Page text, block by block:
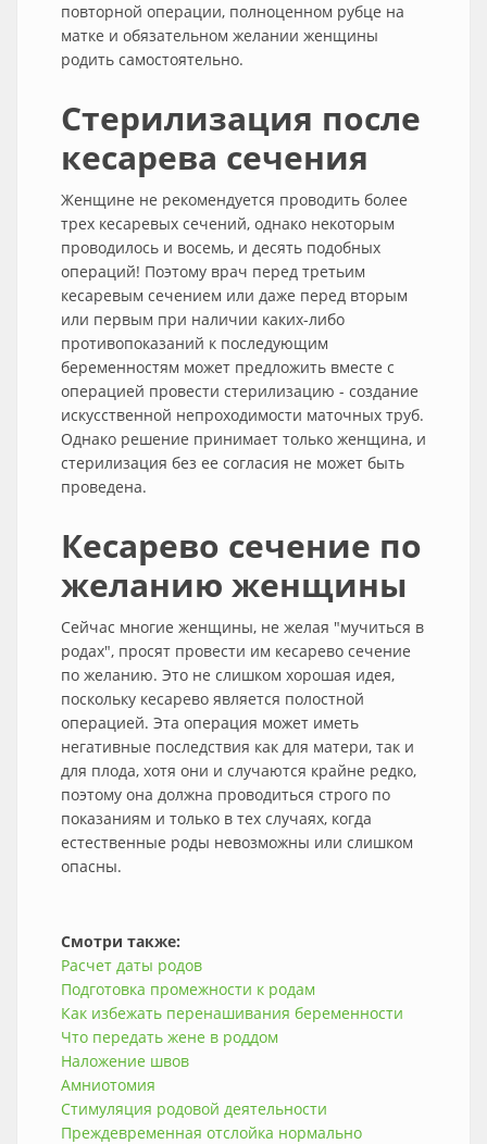
повторной операции, полноценном рубце на
матке и обязательном желании женщины
родить самостоятельно.
Стерилизация после
кесарева сечения
Женщине не рекомендуется проводить более
трех кесаревых сечений, однако некоторым
проводилось и восемь, и десять подобных
операций! Поэтому врач перед третьим
кесаревым сечением или даже перед вторым
или первым при наличии каких-либо
противопоказаний к последующим
беременностям может предложить вместе с
операцией провести стерилизацию - создание
искусственной непроходимости маточных труб.
Однако решение принимает только женщина, и
стерилизация без ее согласия не может быть
проведена.
Кесарево сечение по
желанию женщины
Сейчас многие женщины, не желая "мучиться в
родах", просят провести им кесарево сечение
по желанию. Это не слишком хорошая идея,
поскольку кесарево является полостной
операцией. Эта операция может иметь
негативные последствия как для матери, так и
для плода, хотя они и случаются крайне редко,
поэтому она должна проводиться строго по
показаниям и только в тех случаях, когда
естественные роды невозможны или слишком
опасны.
Смотри также:
Расчет даты родов
Подготовка промежности к родам
Как избежать перенашивания беременности
Что передать жене в роддом
Наложение швов
Амниотомия
Стимуляция родовой деятельности
Преждевременная отслойка нормально